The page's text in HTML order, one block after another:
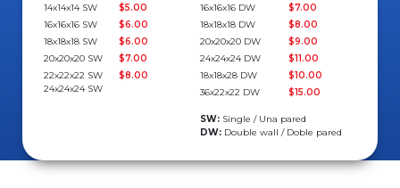
14x14x14 SW
$5.00
16x16x16 SW
$6.00
18x18x18 SW
$6.00
20x20x20 SW
$7.00
22x22x22 SW
24x24x24 SW
$8.00
16x16x16 DW
$7.00
18x18x18 DW
$8.00
20x20x20 DW
$9.00
24x24x24 DW
$11.00
18x18x28 DW
$10.00
36x22x22 DW
$15.00
SW: Single / Una pared
DW: Double wall / Doble pared